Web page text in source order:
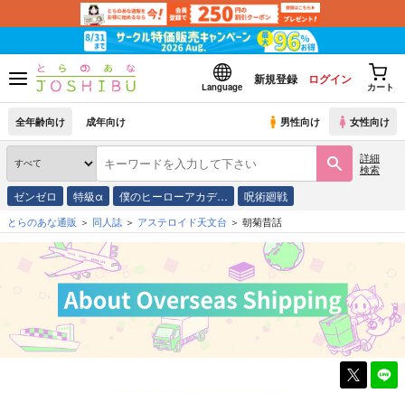
Language
新規登録 ログイン
カート
全年齢向け 成年向け 男性向け 女性向け
詳細
検索
ゼンゼロ 特級α 僕のヒーローアカデ… 呪術廻戦
とらのあな通販 同人誌 アステロイド天文台 朝菊昔話